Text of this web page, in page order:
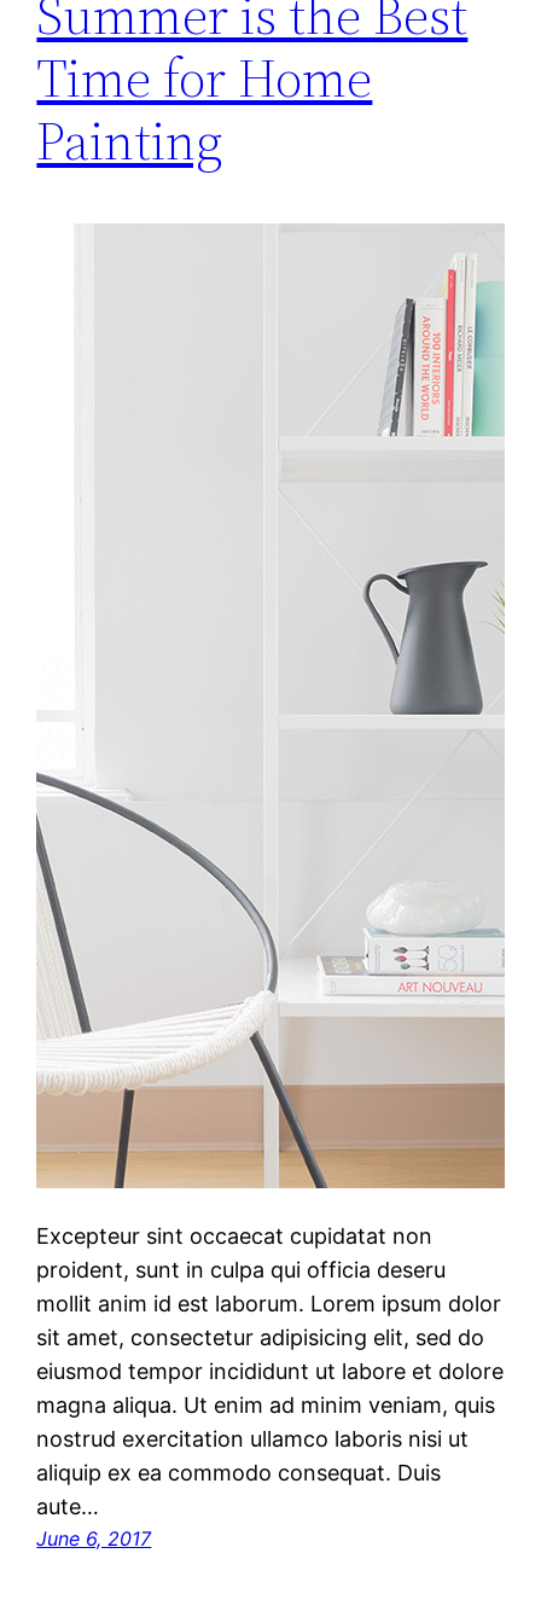
Summer is the Best
Time for Home
Painting
Excepteur sint occaecat cupidatat non
proident, sunt in culpa qui officia deseru
mollit anim id est laborum. Lorem ipsum dolor
sit amet, consectetur adipisicing elit, sed do
eiusmod tempor incididunt ut labore et dolore
magna aliqua. Ut enim ad minim veniam, quis
nostrud exercitation ullamco laboris nisi ut
aliquip ex ea commodo consequat. Duis
aute…
June 6, 2017